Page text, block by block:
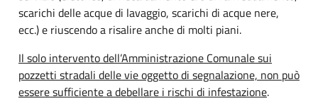
scarichi delle acque di lavaggio, scarichi di acque nere,
ecc.) e riuscendo a risalire anche di molti piani.
Il solo intervento dell’Amministrazione Comunale sui
pozzetti stradali delle vie oggetto di segnalazione, non può
essere sufficiente a debellare i rischi di infestazione.